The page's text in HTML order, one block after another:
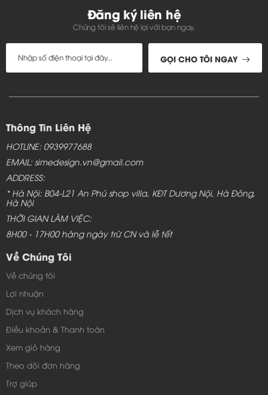
Đăng ký liên hệ
Chúng tôi sẽ liên hệ lại với bạn ngay.
GỌI CHO TÔI NGAY
Thông Tin Liên Hệ
HOTLINE: 0939977688
EMAIL: simedesign.vn@gmail.com
ADDRESS:
* Hà Nội: B04-L21 An Phú shop villa, KĐT Dương Nội, Hà Đông,
Hà Nội
THỜI GIAN LÀM VIỆC:
8H00 - 17H00 hàng ngày trừ CN và lễ tết
Về Chúng Tôi
Về chúng tôi
Lợi nhuận
Dịch vụ khách hàng
Điều khoản & Thanh toán
Xem giỏ hàng
Theo dõi đơn hàng
Trợ giúp